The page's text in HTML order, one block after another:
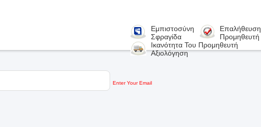
Εμπιστοσύνη
Σφραγίδα
Επαλήθευση
Προμηθευτή
Ικανότητα Του Προμηθευτή
Αξιολόγηση
Enter Your Email